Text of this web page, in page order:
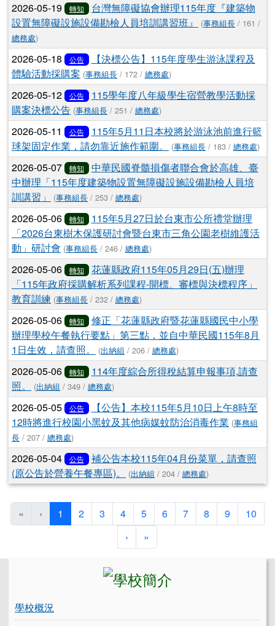
2026-05-19 轉知
台灣無障礙協會辦理115年度『建築物
設置無障礙設施設備勘檢人員培訓講習班』
(事務組長 / 161 /
總務處)
2026-05-18 公告
【決標公告】115年度學生游泳課程及
體驗活動採購案 (事務組長 / 172 / 總務處)
2026-05-12 公告
115學年度八年級學生宿營教學活動採
購案決標公告 (事務組長 / 251 / 總務處)
2026-05-11 公告
115年5月11日本校將於游泳池前進行籃
球架固定作業，請勿靠近施作範圍。
(事務組長 / 183 / 總務處)
2026-05-07 轉知
中華民國脊髓損傷者聯合會於高雄、臺
中辦理「115年度建築物設置無障礙設施設備勘檢人員培
訓講習」
(事務組長 / 253 / 總務處)
2026-05-06 轉知
115年5月27日於台東市公所禮堂辦理
「2026台東樹木保護研討會暨台東市三角公園老樹維護活
動」研討會 (事務組長 / 246 / 總務處)
2026-05-06 轉知
花蓮縣政府115年05月29日(五)辦理
「115年政府採購解析系列課程-開標、審標與決標程序」
教育訓練 (事務組長 / 232 / 總務處)
2026-05-06 轉知
修正「花蓮縣政府暨花蓮縣國民中小學
辦理學校午餐執行要點」第三點，並自中華民國115年8月
1日生效，請查照。
(出納組 / 206 / 總務處)
2026-05-06 轉知
114年度綜合所得稅結算申報事項,請查
照。
(出納組 / 349 / 總務處)
2026-05-05 公告
【公告】本校115年5月10日上午8時至
12時將進行校園小黑蚊及其他病媒蚊防治消毒作業 (事務組
長 / 207 / 總務處)
2026-05-04 公告
補公告本校115年04月份菜單，請查照
(原公告於營養午餐專區)。
(出納組 / 204 / 總務處)
« ‹ 1 (目前頁次)
2 3 4 5 6 7 8 9
10
› 下一頁
»
學校概況